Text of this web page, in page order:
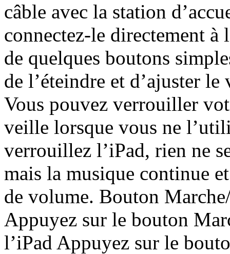
câble avec la station
connectez-le directement à
de quelques boutons
de l’éteindre et d’ajuster
Vous pouvez verrouiller
veille lorsque vous ne
verrouillez l’iPad, rien ne
mais la musique continue
de volume. Bouton
Appuyez sur le bouton
l’iPad Appuyez sur le